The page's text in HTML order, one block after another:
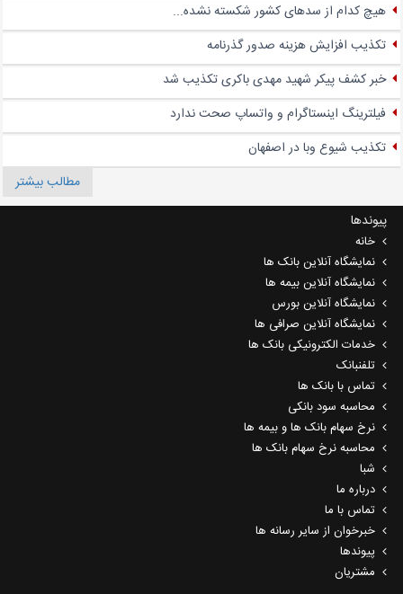
هیچ کدام از سدهای کشور شکسته نشده...
تکذیب افزایش هزینه صدور گذرنامه
خبر کشف پیکر شهید مهدی باکری تکذیب شد
فیلترینگ اینستاگرام و واتساپ صحت ندارد
تکذیب شیوع وبا در اصفهان
مطالب بیشتر
پیوندها
خانه
نمایشگاه آنلاین بانک ها
نمایشگاه آنلاین بیمه ها
نمایشگاه آنلاین بورس
نمایشگاه آنلاین صرافی ها
خدمات الکترونیکی بانک ها
تلفنبانک
تماس با بانک ها
محاسبه سود بانکی
نرخ سهام بانک ها و بیمه ها
محاسبه نرخ سهام بانک ها
شبا
درباره ما
تماس با ما
خبرخوان از سایر رسانه ها
پیوندها
مشتریان